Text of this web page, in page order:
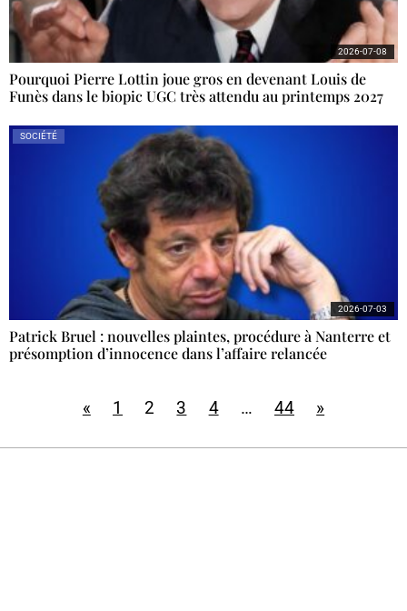
Pourquoi Pierre Lottin joue gros en devenant Louis de
Funès dans le biopic UGC très attendu au printemps 2027
2026-07-08
SOCIÉTÉ
Patrick Bruel : nouvelles plaintes, procédure à Nanterre et
présomption d’innocence dans l’affaire relancée
2026-07-03
« 1 2 3 4 … 44 »